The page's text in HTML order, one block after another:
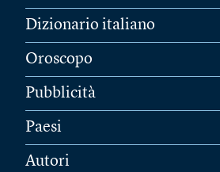
Dizionario italiano
Oroscopo
Pubblicità
Paesi
Autori